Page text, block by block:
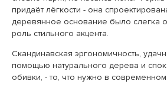
придаёт лёгкости - она
деревянное основание было слегка
роль стильного акцента.
Скандинавская эргономичность,
помощью натурального дерева и
обивки, - то, что нужно в